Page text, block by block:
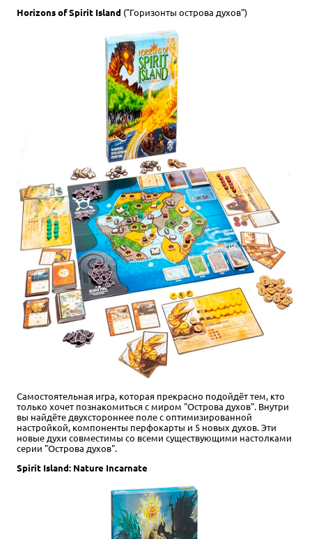
Horizons of Spirit Island ("Горизонты острова духов")
Самостоятельная игра, которая прекрасно подойдёт тем, кто
только хочет познакомиться с миром "Острова духов". Внутри
вы найдёте двухстороннее поле с оптимизированной
настройкой, компоненты перфокарты и 5 новых духов. Эти
новые духи совместимы со всеми существующими настолками
серии "Острова духов".
Spirit Island: Nature Incarnate